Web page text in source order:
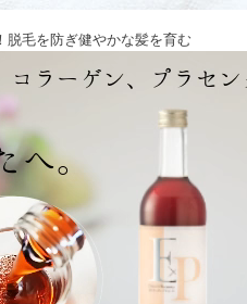
脱毛を防ぎ健やかな髪を育む